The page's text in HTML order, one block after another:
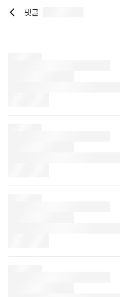
댓글